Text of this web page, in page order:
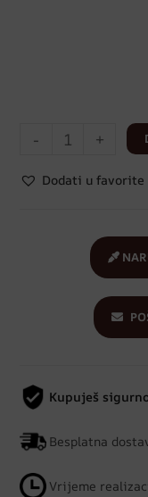
- +
Dodati u favorite
Kupuješ
Besplatna
Vrijeme